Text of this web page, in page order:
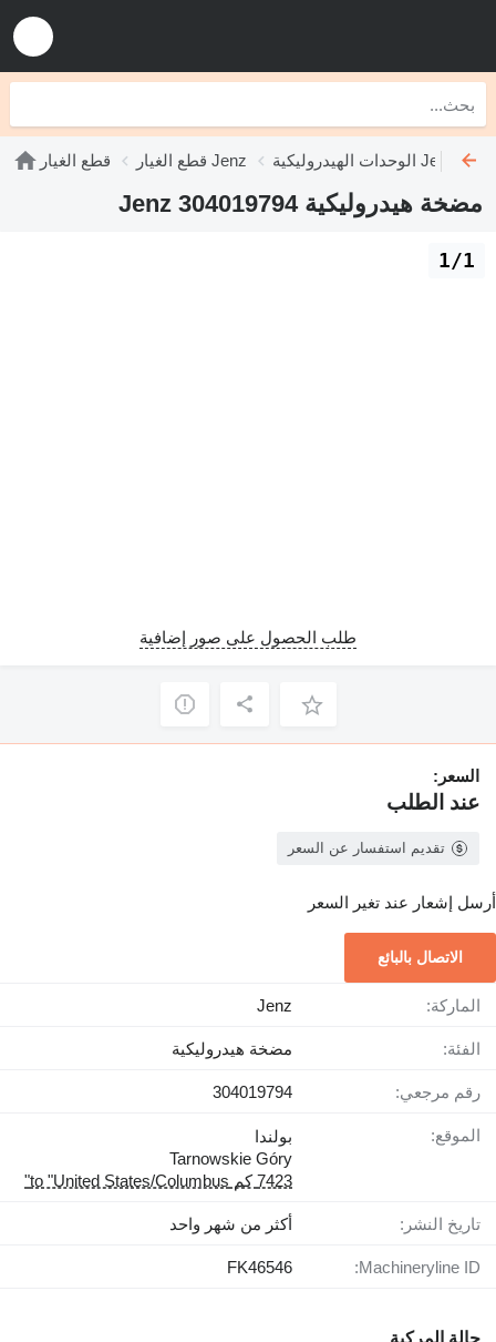
قطع الغيار قطع الغيار Jenz الوحدات الهيدروليكية Jenz
مضخة هيدروليكية Jenz 304019794
1/1
طلب الحصول على صور إضافية
السعر:
عند الطلب
تقديم استفسار عن السعر
أرسل إشعار عند تغير السعر
الاتصال بالبائع
الماركة: Jenz
الفئة: مضخة هيدروليكية
رقم مرجعي: 304019794
الموقع:
بولندا
Tarnowskie Góry
7423 كم to "United States/Columbus"
تاريخ النشر: أكثر من شهر واحد
Machineryline ID:
FK46546